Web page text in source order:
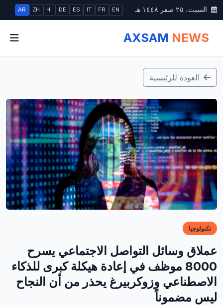
السبت، ٢٥ صفر ١٤٤٨ هـ EN
FR
IT
ES
DE
HI
ZH
AR
AXSAM NEWS
العودة للرئيسية
تكنولوجيا
عملاق وسائل التواصل الاجتماعي يسرح
8000 موظف في إعادة هيكلة كبرى للذكاء
الاصطناعي وزوكربيرغ يحذر من أن النجاح
ليس مضموناً